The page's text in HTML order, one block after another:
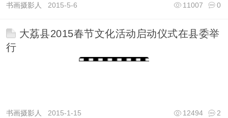
书画摄影人 2015-5-6 0
11007
大荔县2015春节文化活动启动仪式在县委举
行
书画摄影人 2015-1-15 2
12494